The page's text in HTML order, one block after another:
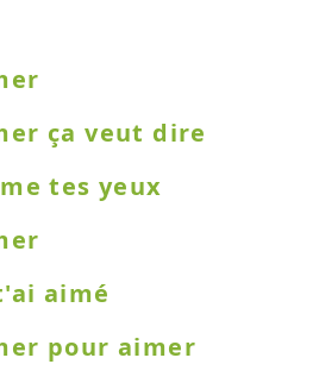
ça veut dire
tes yeux
aimé
pour aimer